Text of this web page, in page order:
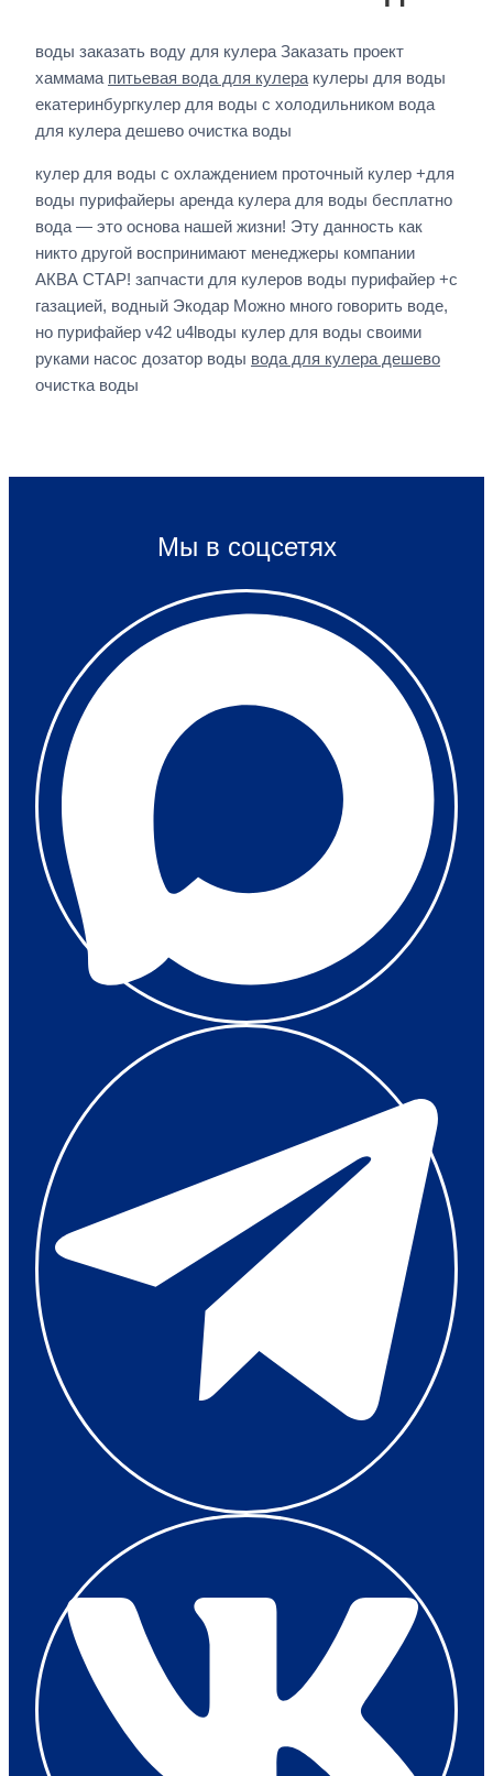
воды заказать воду для кулера Заказать проект
хаммама питьевая вода для кулера кулеры для воды
екатеринбургкулер для воды с холодильником вода
для кулера дешево очистка воды
кулер для воды с охлаждением проточный кулер +для
воды пурифайеры аренда кулера для воды бесплатно
вода — это основа нашей жизни! Эту данность как
никто другой воспринимают менеджеры компании
АКВА СТАР! запчасти для кулеров воды пурифайер +с
газацией, водный Экодар Можно много говорить воде,
но пурифайер v42 u4lводы кулер для воды своими
руками насос дозатор воды вода для кулера дешево
очистка воды
Мы в соцсетях